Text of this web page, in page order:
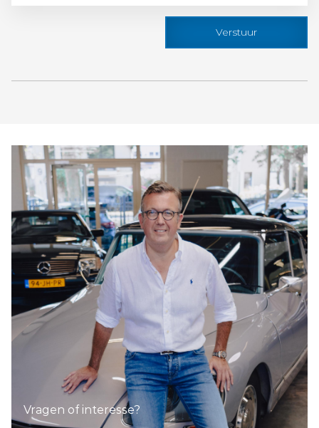
Verstuur
Vragen of interesse?